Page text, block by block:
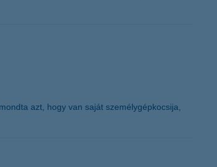
azt, hogy van saját személygépkocsija,